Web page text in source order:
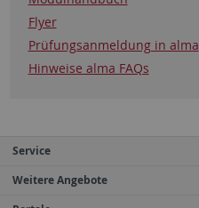
Flyer
Prüfungsanmeldung in alma
Hinweise alma FAQs
Service
Weitere Angebote